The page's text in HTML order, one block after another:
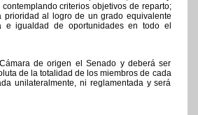
criterios objetivos de reparto;
prioridad al logro de un grado equivalente
e igualdad de oportunidades en todo el
de origen el Senado y deberá ser
de la totalidad de los miembros de cada
unilateralmente, ni reglamentada y será